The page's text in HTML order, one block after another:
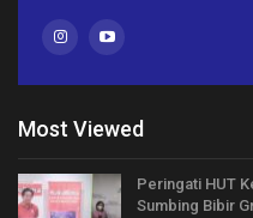
Most Viewed
Peringati HUT
Sumbing Bibir